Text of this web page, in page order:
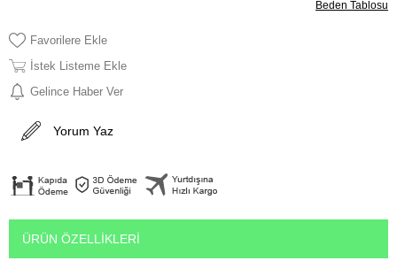
Beden Tablosu
Favorilere Ekle
İstek Listeme Ekle
Gelince Haber Ver
Yorum Yaz
ÜRÜN ÖZELLIKLERI